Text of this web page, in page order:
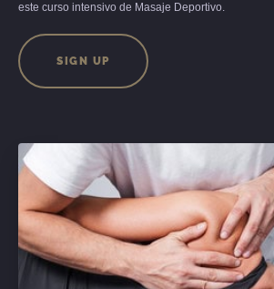
este curso intensivo de Masaje Deportivo.
SIGN UP